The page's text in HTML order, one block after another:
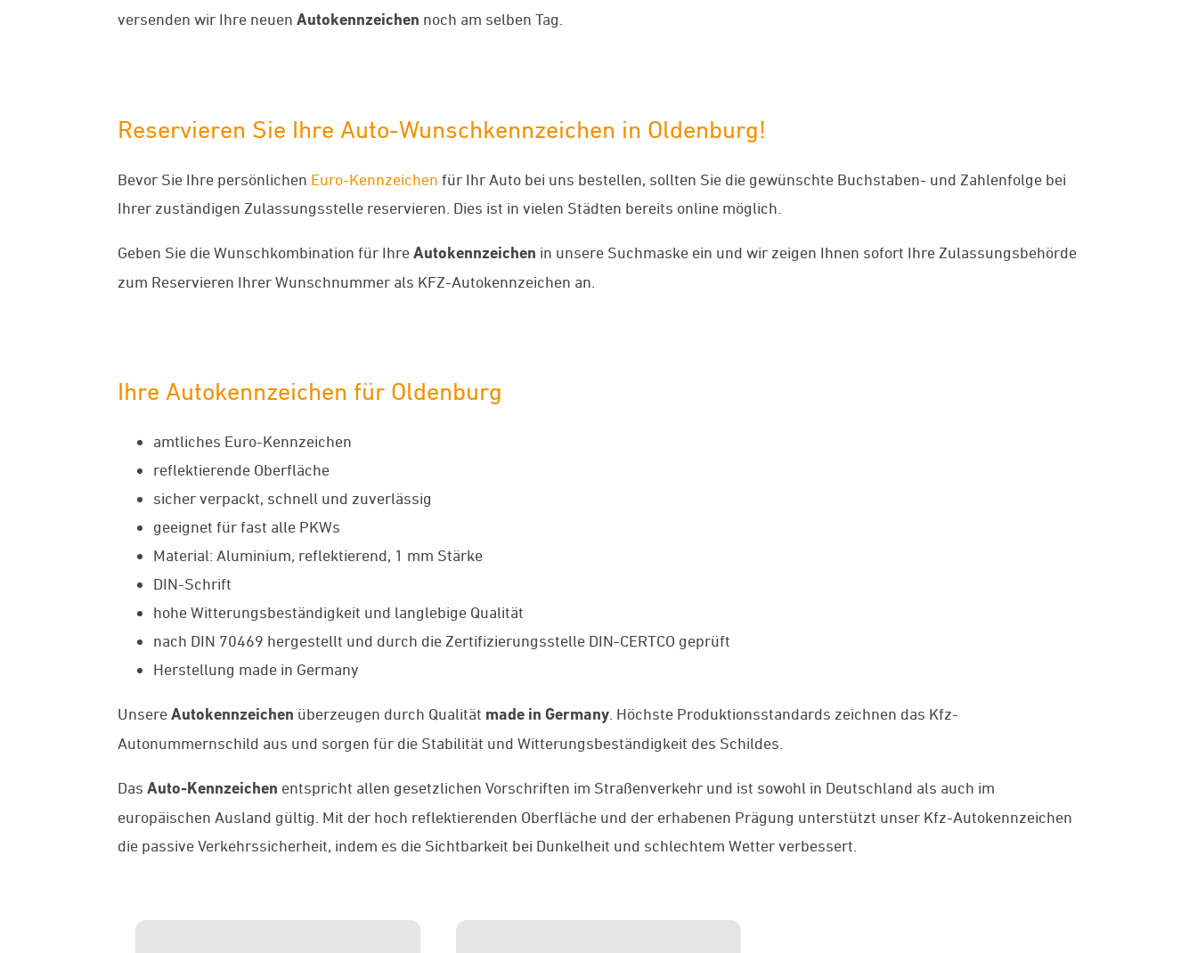
versenden wir Ihre neuen Autokennzeichen noch am selben Tag.
Reservieren Sie Ihre Auto-Wunschkennzeichen in Oldenburg!
Bevor Sie Ihre persönlichen Euro-Kennzeichen für Ihr Auto bei uns bestellen, sollten Sie die gewünschte Buchstaben- und Zahlenfolge bei
Ihrer zuständigen Zulassungsstelle reservieren. Dies ist in vielen Städten bereits online möglich.
Geben Sie die Wunschkombination für Ihre Autokennzeichen in unsere Suchmaske ein und wir zeigen Ihnen sofort Ihre Zulassungsbehörde
zum Reservieren Ihrer Wunschnummer als KFZ-Autokennzeichen an.
Ihre Autokennzeichen für Oldenburg
amtliches Euro-Kennzeichen
reflektierende Oberfläche
sicher verpackt, schnell und zuverlässig
geeignet für fast alle PKWs
Material: Aluminium, reflektierend, 1 mm Stärke
DIN-Schrift
hohe Witterungsbeständigkeit und langlebige Qualität
nach DIN 70469 hergestellt und durch die Zertifizierungsstelle DIN-CERTCO geprüft
Herstellung made in Germany
Unsere Autokennzeichen überzeugen durch Qualität made in Germany . Höchste Produktionsstandards zeichnen das Kfz-
Autonummernschild aus und sorgen für die Stabilität und Witterungsbeständigkeit des Schildes.
Das Auto-Kennzeichen entspricht allen gesetzlichen Vorschriften im Straßenverkehr und ist sowohl in Deutschland als auch im
europäischen Ausland gültig. Mit der hoch reflektierenden Oberfläche und der erhabenen Prägung unterstützt unser Kfz-Autokennzeichen
die passive Verkehrssicherheit, indem es die Sichtbarkeit bei Dunkelheit und schlechtem Wetter verbessert.